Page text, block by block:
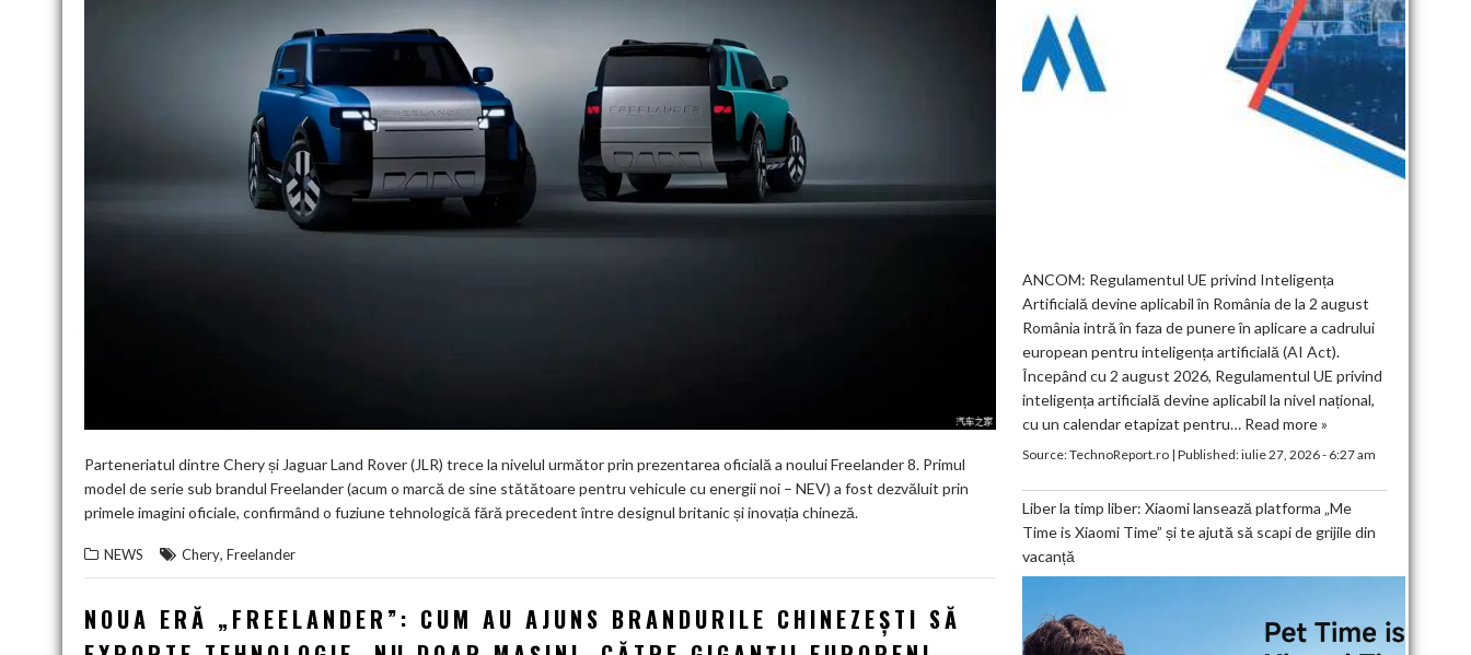
Parteneriatul dintre Chery și Jaguar Land Rover (JLR) trece la nivelul următor prin prezentarea oficială a noului Freelander 8. Primul
model de serie sub brandul Freelander (acum o marcă de sine stătătoare pentru vehicule cu energii noi – NEV) a fost dezvăluit prin
primele imagini oficiale, confirmând o fuziune tehnologică fără precedent între designul britanic și inovația chineză.
NEWS Chery, Freelander
NOUA ERĂ „FREELANDER”: CUM AU AJUNS BRANDURILE CHINEZEȘTI SĂ
ANCOM: Regulamentul UE privind Inteligența
Artificială devine aplicabil în România de la 2 august
România intră în faza de punere în aplicare a cadrului
european pentru inteligența artificială (AI Act).
Începând cu 2 august 2026, Regulamentul UE privind
inteligența artificială devine aplicabil la nivel național,
cu un calendar etapizat pentru… Read more »
Source:TechnoReport.ro| Published:iulie 27, 2026 - 6:27 am
Liber la timp liber: Xiaomi lansează platforma „Me
Time is Xiaomi Time” și te ajută să scapi de grijile din
vacanță